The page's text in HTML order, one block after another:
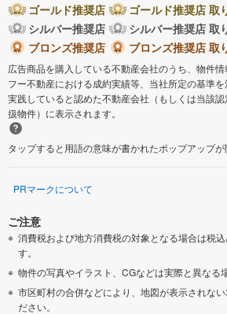
ゴールド推奨店
ゴールド推奨店 取
シルバー推奨店
シルバー推奨店 取
ブロンズ推奨店
ブロンズ推奨店 取
広告商品を購入している不動産会社のうち、物件
フー不動産における成約実績等、当社所定の基準
実践していると認めた不動産会社（もしくは当該
扱物件）に表示されます。
タップすると用語の意味が書かれたポップアップが
PRマークについて
ご注意
消費税および地方消費税の対象となる場合は税
す。
物件の写真やイラスト、CGなどは実際と異なる
市区町村の合併などにより、地図が表示されな
ださい。